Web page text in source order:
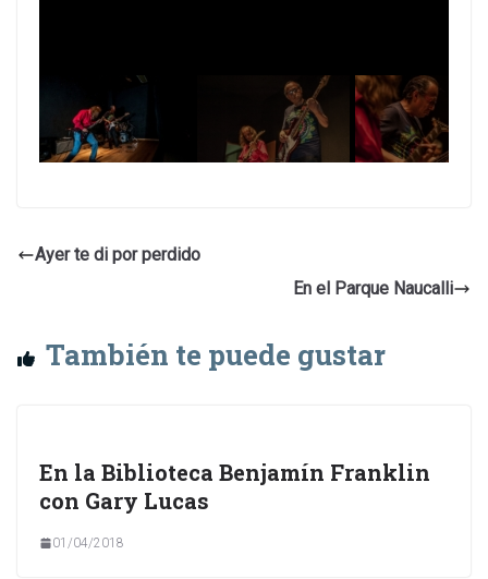
Ayer te di por perdido
En el Parque Naucalli
También te puede gustar
En la Biblioteca Benjamín Franklin
con Gary Lucas
01/04/2018